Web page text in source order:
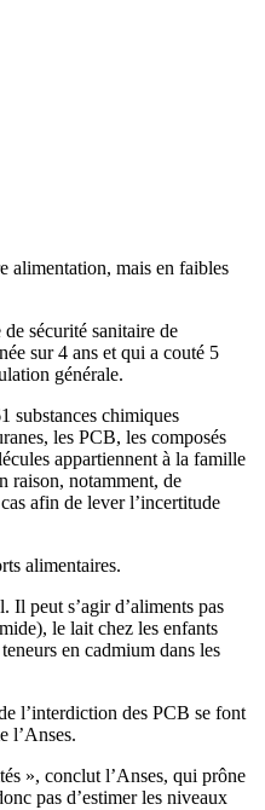
alimentation, mais en faibles
sécurité sanitaire de
sur 4 ans et qui a couté 5
générale.
substances chimiques
les PCB, les composés
appartiennent à la famille
raison, notamment, de
afin de lever l’incertitude
alimentaires.
Il peut s’agir d’aliments pas
le lait chez les enfants
en cadmium dans les
l’interdiction des PCB se font
l’Anses.
», conclut l’Anses, qui prône
pas d’estimer les niveaux